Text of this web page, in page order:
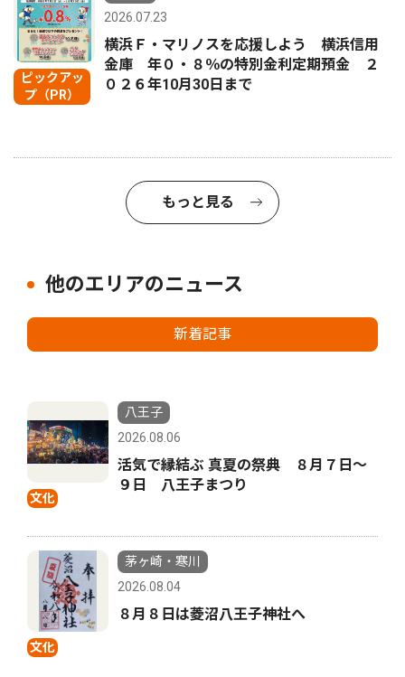
ピックアッ
プ（PR）
2026.07.23
横浜Ｆ・マリノスを応援しよう 横浜信用
金庫 年０・８％の特別金利定期預金 ２
０２６年10月30日まで
もっと見る
他のエリアのニュース
新着記事
文化
八王子
2026.08.06
活気で縁結ぶ 真夏の祭典 ８月７日〜
９日 八王子まつり
文化
茅ヶ崎・寒川
2026.08.04
８月８日は菱沼八王子神社へ